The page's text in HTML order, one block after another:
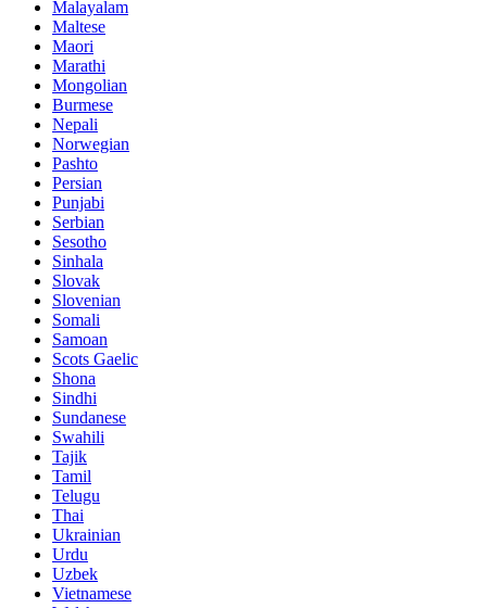
Malayalam
Maltese
Maori
Marathi
Mongolian
Burmese
Nepali
Norwegian
Pashto
Persian
Punjabi
Serbian
Sesotho
Sinhala
Slovak
Slovenian
Somali
Samoan
Scots Gaelic
Shona
Sindhi
Sundanese
Swahili
Tajik
Tamil
Telugu
Thai
Ukrainian
Urdu
Uzbek
Vietnamese